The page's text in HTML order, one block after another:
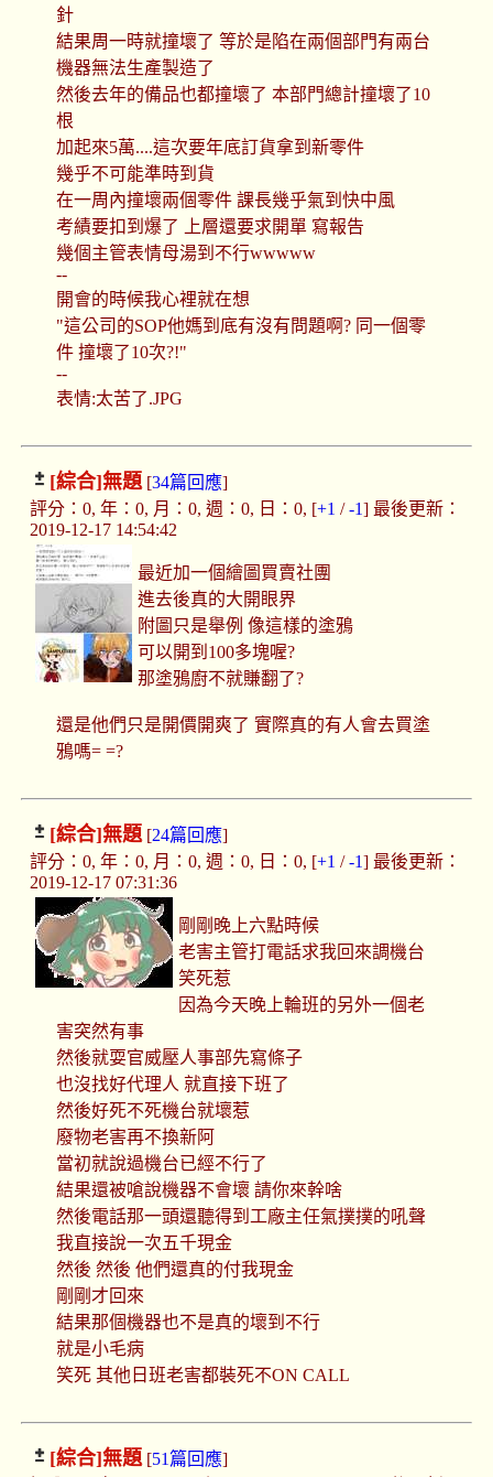
針
結果周一時就撞壞了 等於是陷在兩個部門有兩台
機器無法生產製造了
然後去年的備品也都撞壞了 本部門總計撞壞了10
根
加起來5萬....這次要年底訂貨拿到新零件
幾乎不可能準時到貨
在一周內撞壞兩個零件 課長幾乎氣到快中風
考績要扣到爆了 上層還要求開單 寫報告
幾個主管表情母湯到不行wwwww
--
開會的時候我心裡就在想
"這公司的SOP他媽到底有沒有問題啊? 同一個零
件 撞壞了10次?!"
--
表情:太苦了.JPG
[綜合]無題[34篇回應]
評分：0, 年：0, 月：0, 週：0, 日：0, [+1 /-1] 最後更新：
2019-12-17 14:54:42
最近加一個繪圖買賣社團
進去後真的大開眼界
附圖只是舉例 像這樣的塗鴉
可以開到100多塊喔?
那塗鴉廚不就賺翻了?
還是他們只是開價開爽了 實際真的有人會去買塗
鴉嗎= =?
[綜合]無題[24篇回應]
評分：0, 年：0, 月：0, 週：0, 日：0, [+1 /-1] 最後更新：
2019-12-17 07:31:36
剛剛晚上六點時候
老害主管打電話求我回來調機台
笑死惹
因為今天晚上輪班的另外一個老
害突然有事
然後就耍官威壓人事部先寫條子
也沒找好代理人 就直接下班了
然後好死不死機台就壞惹
廢物老害再不換新阿
當初就說過機台已經不行了
結果還被嗆說機器不會壞 請你來幹啥
然後電話那一頭還聽得到工廠主任氣撲撲的吼聲
我直接說一次五千現金
然後 然後 他們還真的付我現金
剛剛才回來
結果那個機器也不是真的壞到不行
就是小毛病
笑死 其他日班老害都裝死不ON CALL
[綜合]無題[51篇回應]